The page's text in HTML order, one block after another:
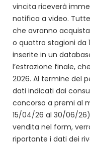
vincita riceverà
notifica a video.
che avranno
o quattro stagioni da
inserite in un
l’estrazione finale,
2026. Al termine del
dati indicati dai
concorso a premi al
15/04/26 al 30/06/
vendita nel form,
riportante i dati dei